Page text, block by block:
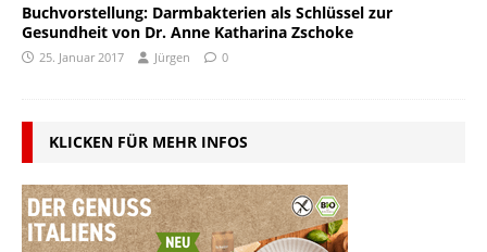
Buchvorstellung: Darmbakterien als Schlüssel zur
Gesundheit von Dr. Anne Katharina Zschoke
25. Januar 2017 Jürgen 0
KLICKEN FÜR MEHR INFOS